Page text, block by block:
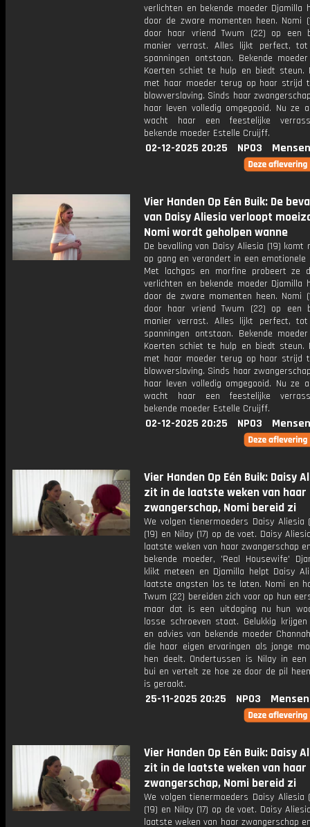
verlichten en bekende moeder Djamilla
door de zware momenten heen. Nomi
door haar vriend Twum (22) op een
manier verrast. Alles lijkt perfect,
spanningen ontstaan. Bekende
Koerten schiet te hulp en biedt steun.
met haar moeder terug op haar strijd
blowverslaving. Sinds haar
haar leven volledig omgegooid. Nu ze
wacht haar een feestelijke
bekende moeder Estelle Cruijff.
02-12-2025 20:25 NPO3
Vier Handen Op Eén Buik: De
van Daisy Aliesia verloopt
Nomi wordt geholpen wanne
De bevalling van Daisy Aliesia (19) komt
op gang en verandert in een emotionele
Met lachgas en morfine probeert ze
verlichten en bekende moeder Djamilla
door de zware momenten heen. Nomi
door haar vriend Twum (22) op een
manier verrast. Alles lijkt perfect,
spanningen ontstaan. Bekende
Koerten schiet te hulp en biedt steun.
met haar moeder terug op haar strijd
blowverslaving. Sinds haar
haar leven volledig omgegooid. Nu ze
wacht haar een feestelijke
bekende moeder Estelle Cruijff.
02-12-2025 20:25 NPO3
Vier Handen Op Eén Buik: Daisy
zit in de laatste weken van haar
zwangerschap, Nomi bereid zi
We volgen tienermoeders Daisy Aliesia
(19) en Nilay (17) op de voet. Daisy
laatste weken van haar zwangerschap
bekende moeder, 'Real Housewife'
klikt meteen en Djamilla helpt Daisy
laatste angsten los te laten. Nomi en
Twum (22) bereiden zich voor op hun
maar dat is een uitdaging nu hun
losse schroeven staat. Gelukkig
en advies van bekende moeder
die haar eigen ervaringen als jonge
hen deelt. Ondertussen is Nilay in een
bui en vertelt ze hoe ze door de pil
is geraakt.
25-11-2025 20:25 NPO3
Vier Handen Op Eén Buik: Daisy
zit in de laatste weken van haar
zwangerschap, Nomi bereid zi
We volgen tienermoeders Daisy Aliesia
(19) en Nilay (17) op de voet. Daisy
laatste weken van haar zwangerschap